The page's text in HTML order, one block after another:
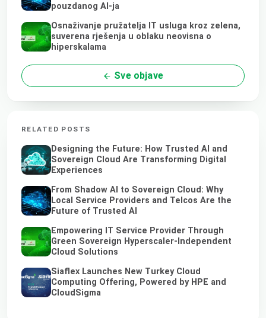
pouzdanog AI-ja
Osnaživanje pružatelja IT usluga kroz zelena,
suverena rješenja u oblaku neovisna o
hiperskalama
Sve objave
RELATED POSTS
Designing the Future: How Trusted AI and
Sovereign Cloud Are Transforming Digital
Experiences
From Shadow AI to Sovereign Cloud: Why
Local Service Providers and Telcos Are the
Future of Trusted AI
Empowering IT Service Provider Through
Green Sovereign Hyperscaler-Independent
Cloud Solutions
Siaflex Launches New Turkey Cloud
Computing Offering, Powered by HPE and
CloudSigma